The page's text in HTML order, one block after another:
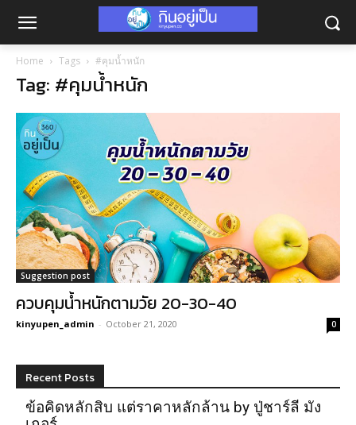
Home Tags #คุมน้ำหนัก
Tag: #คุมน้ำหนัก
Suggestion post
ควบคุมน้ำหนักตามวัย 20-30-40
kinyupen_admin - October 21, 2020 0
Recent Posts
ข้อคิดหลักสิบ แต่ราคาหลักล้าน by ปู่ชาร์ลี มัง